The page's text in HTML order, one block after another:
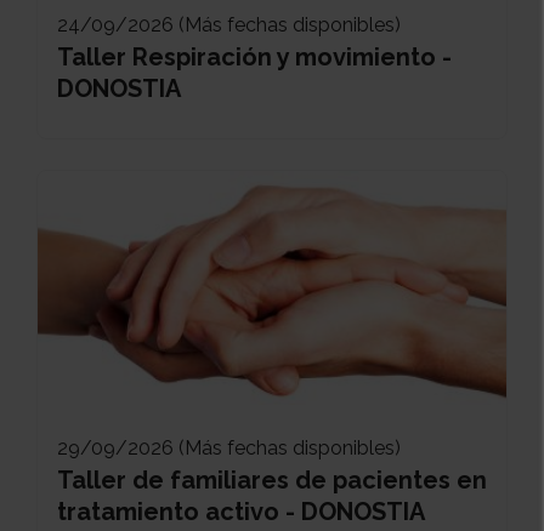
24/09/2026 (Más fechas disponibles)
Taller Respiración y movimiento -
DONOSTIA
29/09/2026 (Más fechas disponibles)
Taller de familiares de pacientes en
tratamiento activo - DONOSTIA